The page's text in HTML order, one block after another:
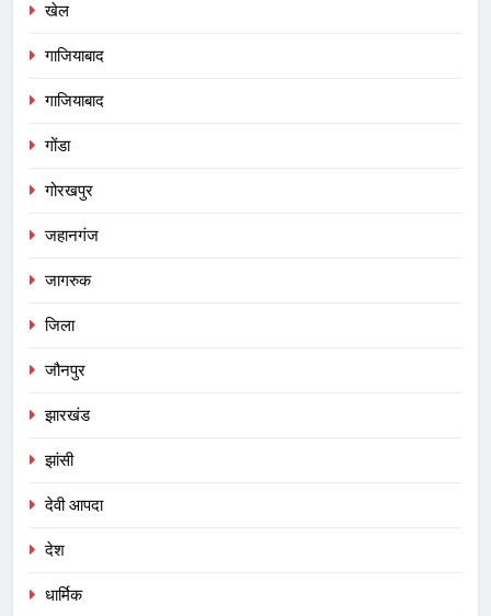
खेल
गाजियाबाद
गाजियाबाद
गोंडा
गोरखपुर
जहानगंज
जागरुक
जिला
जौनपुर
झारखंड
झांसी
देवी आपदा
देश
धार्मिक